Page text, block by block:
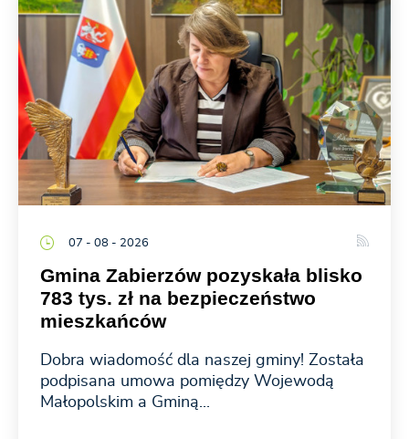
07 - 08 - 2026
Gmina Zabierzów pozyskała blisko
783 tys. zł na bezpieczeństwo
mieszkańców
Dobra wiadomość dla naszej gminy! Została
podpisana umowa pomiędzy Wojewodą
Małopolskim a Gminą...